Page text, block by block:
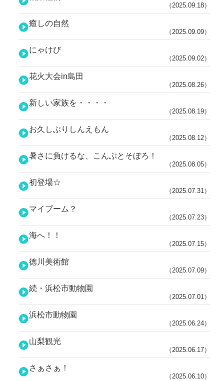
（2025.09.18）
癒しの自然
（2025.09.09）
にゃけび
（2025.09.02）
花火大会in島田
（2025.08.26）
新しい家族を・・・・
（2025.08.19）
お久しぶりしんえもん
（2025.08.12）
暑さに負けるな、こんぶとそぼろ！
（2025.08.05）
初登場☆
（2025.07.31）
マイブーム？
（2025.07.23）
海へ！！
（2025.07.15）
徳川美術館
（2025.07.09）
続・浜松市動物園
（2025.07.01）
浜松市動物園
（2025.06.24）
山梨観光
（2025.06.17）
さぁさぁ！
（2025.06.10）